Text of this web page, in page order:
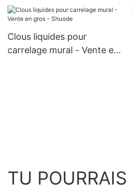
bicomposant, vente en
gros - Shuode
Clous liquides pour
carrelage mural - Vente en
TU